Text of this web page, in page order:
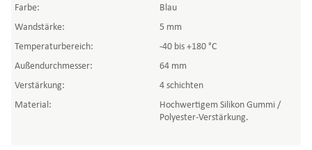
Farbe:
Blau
Wandstärke:
5 mm
Temperaturbereich:
-40 bis +180 °C
Außendurchmesser:
64 mm
Verstärkung:
4 schichten
Material:
Hochwertigem Silikon Gummi /
Polyester-Verstärkung.